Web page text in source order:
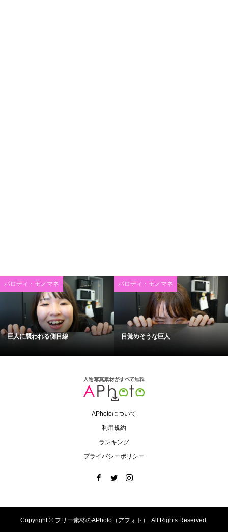
パロディ・モノマネ
巨人に襲われる側目線
パロディ・モノマネ
目覚めそうな巨人
APhotoについて
利用規約
ランキング
プライバシーポリシー
Copyright © フリー素材のAPhoto（アフォト）. All Rights Reserved.